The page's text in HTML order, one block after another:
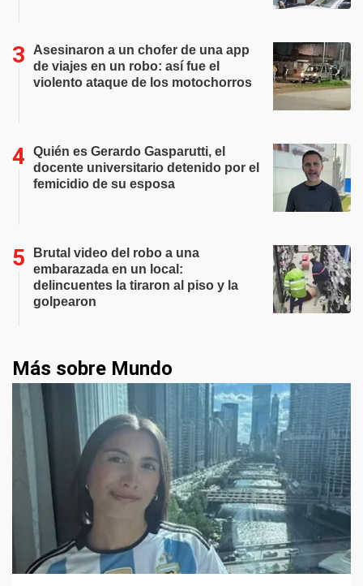
Asesinaron a un chofer de una app
de viajes en un robo: así fue el
violento ataque de los motochorros
Quién es Gerardo Gasparutti, el
docente universitario detenido por el
femicidio de su esposa
Brutal video del robo a una
embarazada en un local:
delincuentes la tiraron al piso y la
golpearon
Más sobre Mundo